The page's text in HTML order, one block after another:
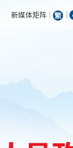
新媒体矩阵